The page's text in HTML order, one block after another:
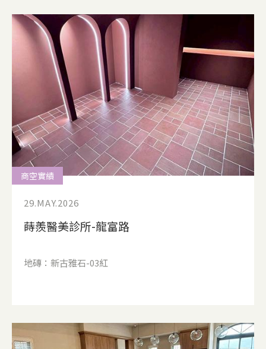
商空實績
29.MAY.2026
蒔羨醫美診所-龍富路
地磚：新古雅石-03紅